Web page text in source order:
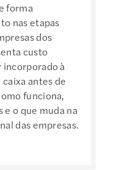
forma
nas etapas
dos
custo
à
antes de
funciona,
o que muda na
das empresas.